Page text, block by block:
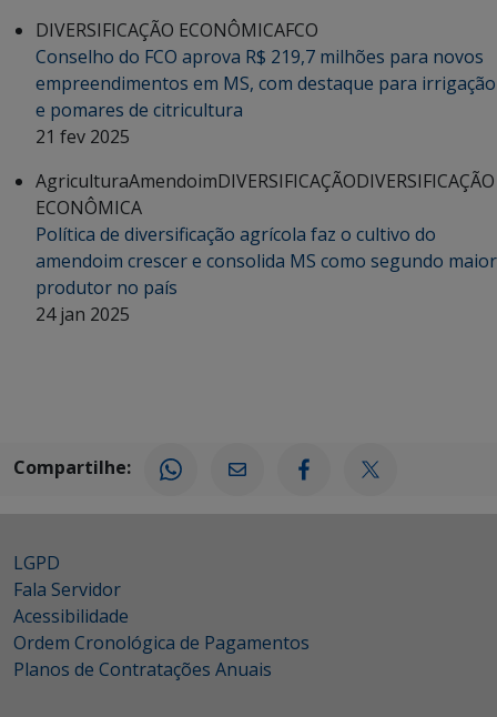
DIVERSIFICAÇÃO ECONÔMICAFCO
Conselho do FCO aprova R$ 219,7 milhões para novos
empreendimentos em MS, com destaque para irrigação
e pomares de citricultura
21 fev 2025
AgriculturaAmendoimDIVERSIFICAÇÃODIVERSIFICAÇÃO
ECONÔMICA
Política de diversificação agrícola faz o cultivo do
amendoim crescer e consolida MS como segundo maior
produtor no país
24 jan 2025
Compartilhe:
LGPD
Fala Servidor
Acessibilidade
Ordem Cronológica de Pagamentos
Planos de Contratações Anuais